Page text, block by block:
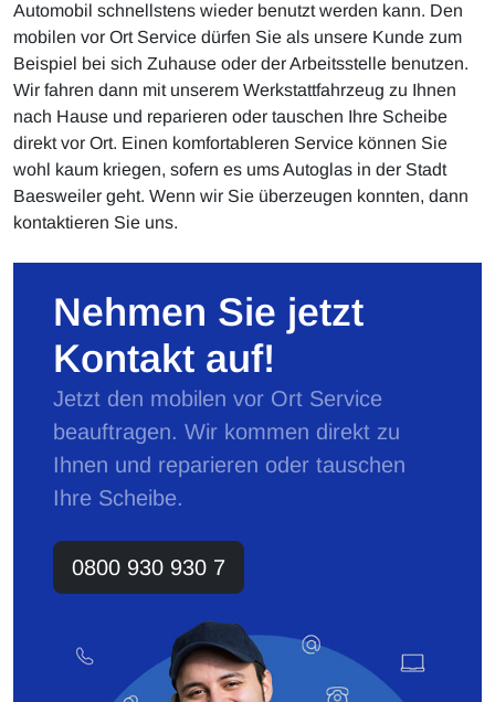
Automobil schnellstens wieder benutzt werden kann. Den
mobilen vor Ort Service dürfen Sie als unsere Kunde zum
Beispiel bei sich Zuhause oder der Arbeitsstelle benutzen.
Wir fahren dann mit unserem Werkstattfahrzeug zu Ihnen
nach Hause und reparieren oder tauschen Ihre Scheibe
direkt vor Ort. Einen komfortableren Service können Sie
wohl kaum kriegen, sofern es ums Autoglas in der Stadt
Baesweiler geht. Wenn wir Sie überzeugen konnten, dann
kontaktieren Sie uns.
Nehmen Sie jetzt
Kontakt auf!
Jetzt den mobilen vor Ort Service
beauftragen. Wir kommen direkt zu
Ihnen und reparieren oder tauschen
Ihre Scheibe.
0800 930 930 7